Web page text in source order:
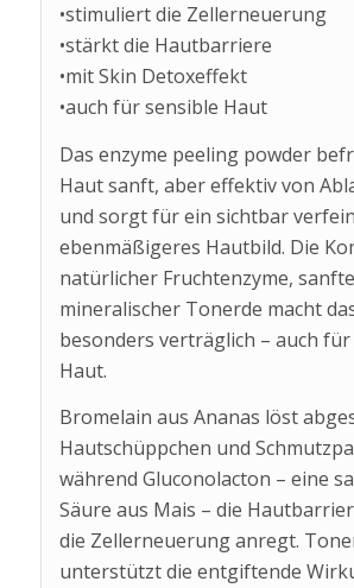
•stimuliert die Zellerneuerung
•stärkt die Hautbarriere
•mit Skin Detoxeffekt
•auch für sensible Haut
Das enzyme peeling powder
Haut sanft, aber effektiv von
und sorgt für ein sichtbar
ebenmäßigeres Hautbild. Die
natürlicher Fruchtenzyme,
mineralischer Tonerde macht
besonders verträglich – auch
Haut.
Bromelain aus Ananas löst
Hautschüppchen und
während Gluconolacton – eine
Säure aus Mais – die
die Zellerneuerung anregt.
unterstützt die entgiftende